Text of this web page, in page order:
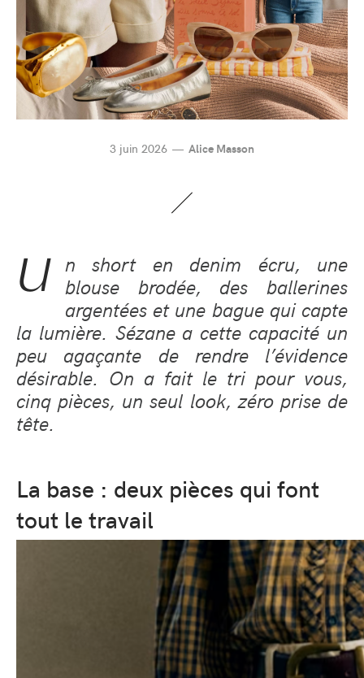
3 juin 2026 Alice Masson
U n short en denim écru, une
blouse brodée, des ballerines
argentées et une bague qui capte
la lumière. Sézane a cette capacité un
peu agaçante de rendre l’évidence
désirable. On a fait le tri pour vous,
cinq pièces, un seul look, zéro prise de
tête.
La base : deux pièces qui font
tout le travail